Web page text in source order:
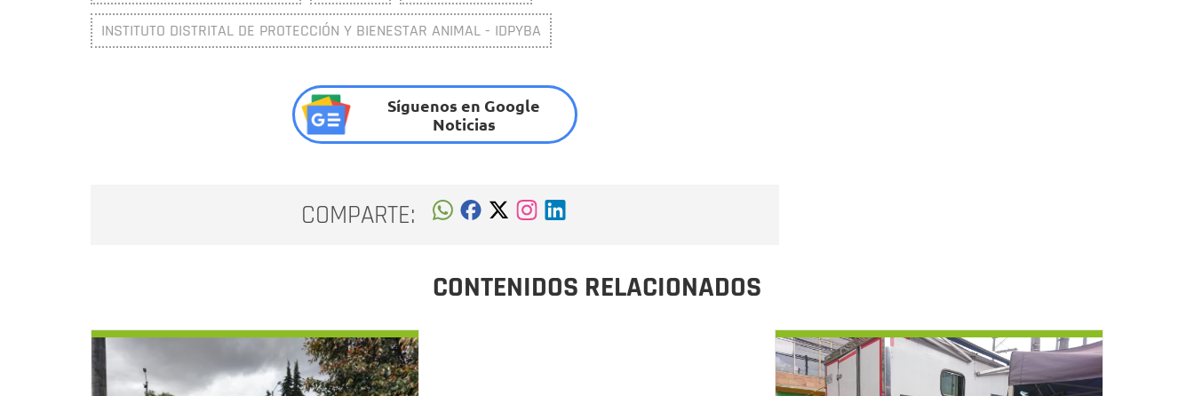
INSTITUTO DISTRITAL DE PROTECCIÓN Y BIENESTAR ANIMAL - IDPYBA
Síguenos en Google
Noticias
COMPARTE:
CONTENIDOS RELACIONADOS